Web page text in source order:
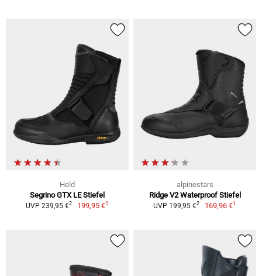
Held
Segrino GTX LE Stiefel
UVP 239,95 €2 199,95 €1
alpinestars
Ridge V2 Waterproof Stiefel
UVP 199,95 €2 169,96 €1